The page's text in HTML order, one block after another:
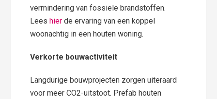
vermindering van fossiele brandstoffen.
Leeshierde ervaring van een koppel
woonachtig in een houten woning.
Verkorte bouwactiviteit
Langdurige bouwprojecten zorgen uiteraard
voor meer CO2-uitstoot. Prefab houten